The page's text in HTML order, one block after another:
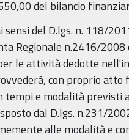
del bilancio
del D.lgs. n. 118/
Regionale n.2416/2008
le attività dedotte
con proprio atto
tempi e modalità previsti
dal D.lgs. n.231/
alle modalità e